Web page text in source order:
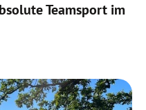
Teamsport im